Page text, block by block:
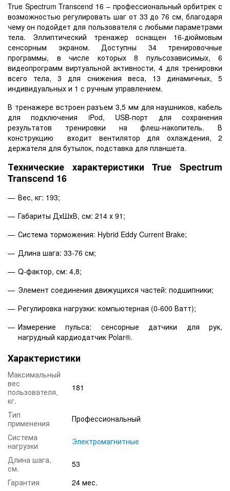
True Spectrum Transcend 16 – профессиональный орбитрек с
возможностью регулировать шаг от 33 до 76 см, благодаря
чему он подойдет для пользователя с любыми параметрами
тела. Эллиптический тренажер оснащен 16-дюймовым
сенсорным экраном. Доступны 34 тренировочные
программы, в числе которых 8 пульсозависимых, 6
видеопрограмм виртуальной активности, 4 для тренировки
всего тела, 3 для снижения веса, 13 динамичных, 5
индивидуальных и 1 с ручным управлением.
В тренажере встроен разъем 3,5 мм для наушников, кабель
для подключения iPod, USB-порт для сохранения
результатов тренировки на флеш-накопитель. В
конструкцию входит вентилятор для охлаждения, 2
держателя для бутылок, подставка для планшета.
Технические характеристикиTrue
Spectrum
Transcend 16
Вес, кг: 193;
Габариты ДхШхВ, см: 214 х 91;
Система торможения: Hybrid Eddy Current Brake;
Длина шага: 33-76 см;
Q-фактор, см: 4,8;
Элемент соединения движущихся частей: подшипники;
Регулировка нагрузки: компьютерная (0-600 Ватт);
Измерение пульса: сенсорные датчики для рук,
нагрудный кардиодатчик Polar®.
Характеристики
Максимальный
вес
пользователя,
кг.
181
Тип
применения
Профессиональный
Система
нагрузки
Электромагнитные
Длина шага,
см.
53
Гарантия
24 мес.